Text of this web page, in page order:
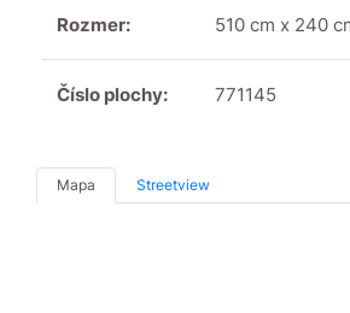
Rozmer: 510 cm x 240
Číslo plochy: 771145
Mapa Streetview